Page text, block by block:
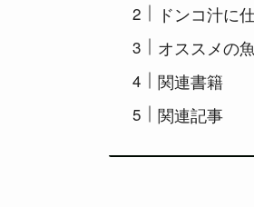
ドンコ汁に
オススメの
関連書籍
関連記事